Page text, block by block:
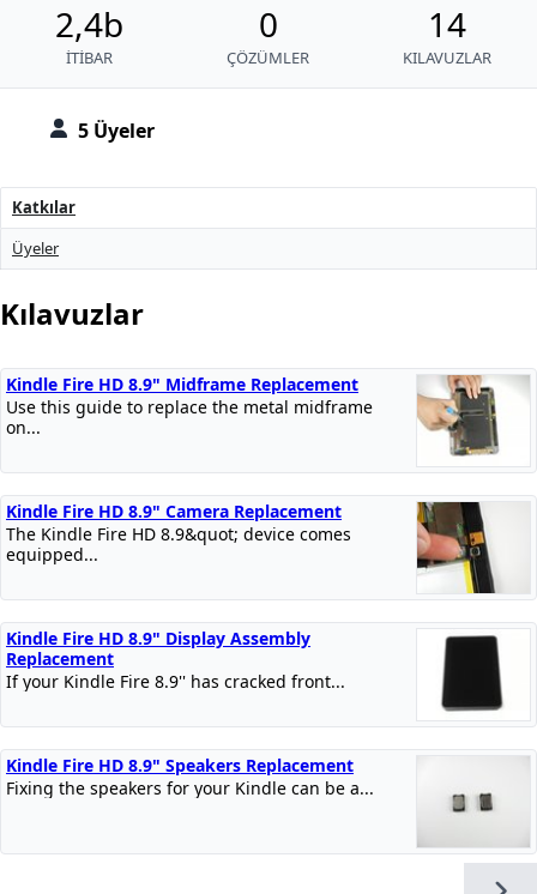
5 Üyeler
2,4b
İTIBAR
0
ÇÖZÜMLER
14
KILAVUZLAR
Katkılar
Üyeler
Kılavuzlar
Kindle Fire HD 8.9" Midframe Replacement
Use this guide to replace the metal midframe
on...
Kindle Fire HD 8.9" Camera Replacement
The Kindle Fire HD 8.9&quot; device comes
equipped...
Kindle Fire HD 8.9" Display Assembly
Replacement
If your Kindle Fire 8.9'' has cracked front...
Kindle Fire HD 8.9" Speakers Replacement
Fixing the speakers for your Kindle can be a...